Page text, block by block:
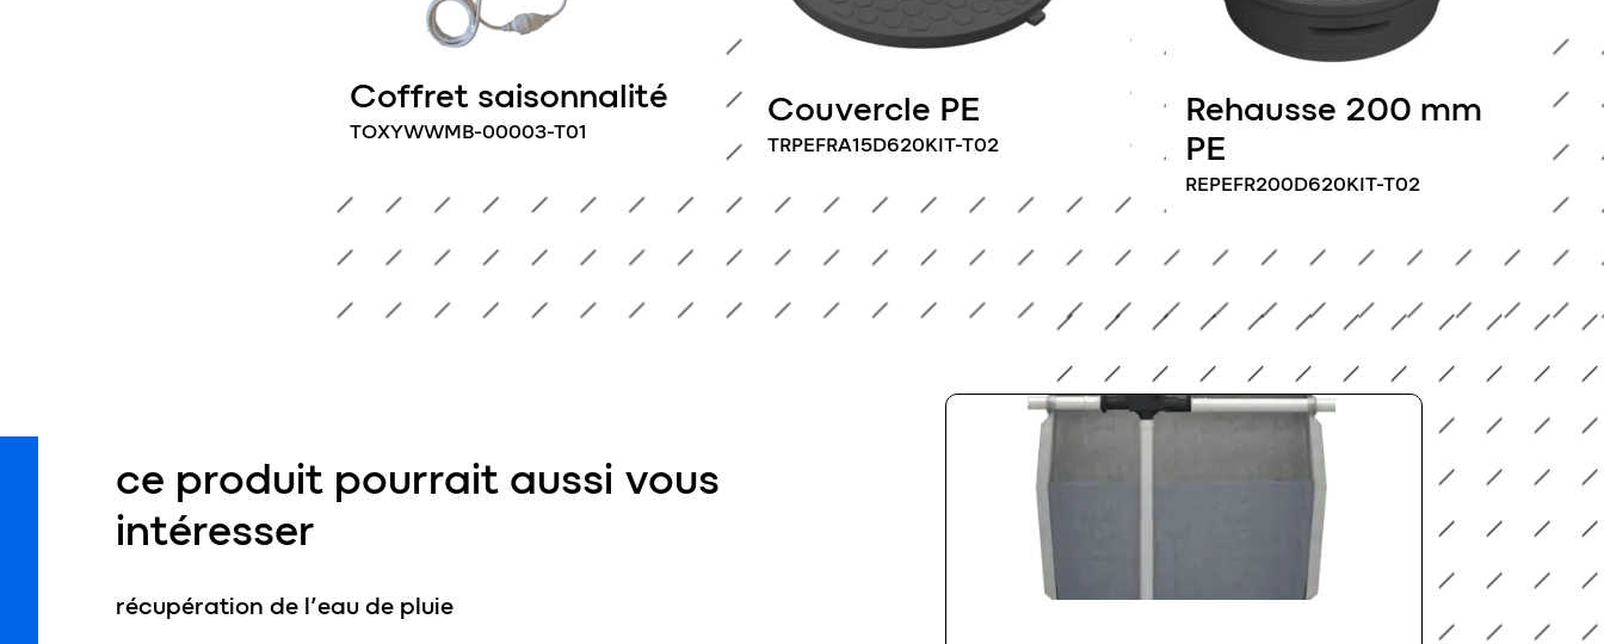
Coffret saisonnalité
TOXYWWMB-00003-T01
Couvercle PE
TRPEFRA15D620KIT-T02
Rehausse 200 mm
PE
REPEFR200D620KIT-T02
ce produit pourrait aussi vous
intéresser
récupération de l’eau de pluie